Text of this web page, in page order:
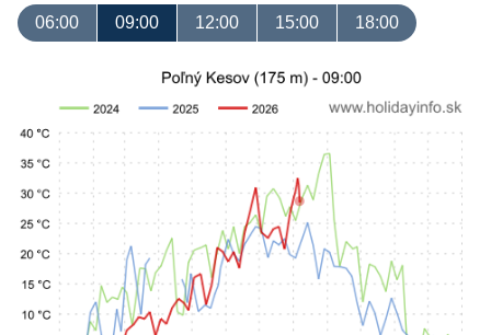
06:00 09:00 12:00 15:00 18:00